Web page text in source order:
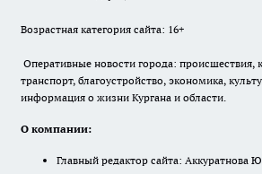
Возрастная категория сайта: 16+
Оперативные новости города:
транспорт, благоустройство, экономика,
информация о жизни Кургана и области.
О компании:
Главный редактор сайта: Аккуратнова